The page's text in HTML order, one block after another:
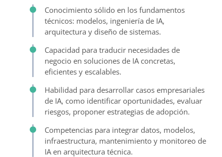
Conocimiento sólido en los fundamentos
técnicos: modelos, ingeniería de IA,
arquitectura y diseño de sistemas.
Capacidad para traducir necesidades de
negocio en soluciones de IA concretas,
eficientes y escalables.
Habilidad para desarrollar casos empresariales
de IA, como identificar oportunidades, evaluar
riesgos, proponer estrategias de adopción.
Competencias para integrar datos, modelos,
infraestructura, mantenimiento y monitoreo de
IA en arquitectura técnica.